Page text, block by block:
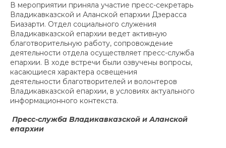
В мероприятии приняла участие пресс-секретарь
Владикавказской и Аланской епархии Дзерасса
Биазарти. Отдел социального служения
Владикавказской епархии ведет активную
благотворительную работу, сопровождение
деятельности отдела осуществляет пресс-служба
епархии. В ходе встречи были озвучены вопросы,
касающиеся характера освещения
деятельности благотворителей и волонтеров
Владикавказской епархии, в условиях актуального
информационного контекста.
Пресс-служба Владикавказской и Аланской
епархии